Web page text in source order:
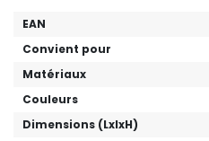
EAN
Convient pour
Matériaux
Couleurs
Dimensions (LxlxH)